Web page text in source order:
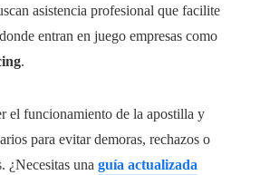
asistencia profesional que facilite
entran en juego empresas como
.
el funcionamiento de la apostilla y
para evitar demoras, rechazos o
¿Necesitas una guía actualizada